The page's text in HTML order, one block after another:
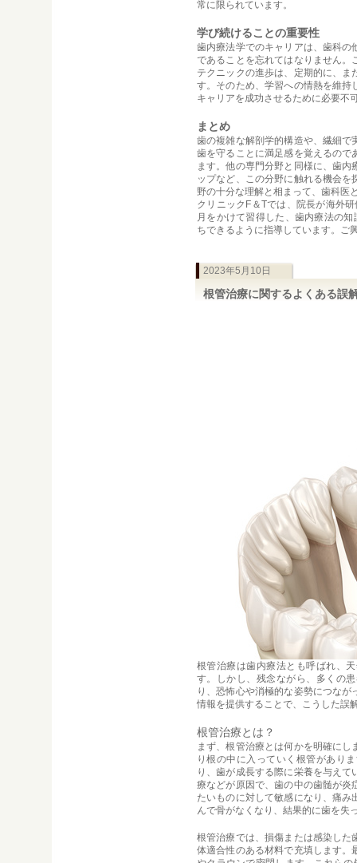
常に限られています。
学び続けることの重要性
歯内療法学でのキャリアは、歯科
であることを忘れてはなりません
テクニックの進歩は、定期的に、
す。そのため、学習への情熱を維
キャリアを成功させるために必要不
まとめ
歯の複雑な解剖学的構造や、繊細
歯を守ることに満足感を覚えるの
ます。他の専門分野と同様に、歯
ップなど、この分野に触れる機会
野の十分な理解と相まって、歯科医
クリニックF＆Tでは、院長が海外
月をかけて習得した、歯内療法の
ちできるように指導しています。ご
2023年5月10日
根管治療に関するよくある誤
根管治療は歯内療法とも呼ばれ、
す。しかし、残念ながら、多くの
り、恐怖心や消極的な姿勢につな
情報を提供することで、こうした誤
根管治療とは？
まず、根管治療とは何かを明確に
り根の中に入っていく根管があり
り、歯が成長する際に栄養を与え
療などが原因で、歯の中の歯髄が
たいものに対して敏感になり、痛
んで骨がなくなり、結果的に歯を失
根管治療では、損傷または感染し
体適合性のある材料で充填します